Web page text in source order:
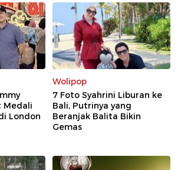
Medali
London
Wolipop
7 Foto Syahrini Liburan ke
Bali, Putrinya yang
Beranjak Balita Bikin
Gemas